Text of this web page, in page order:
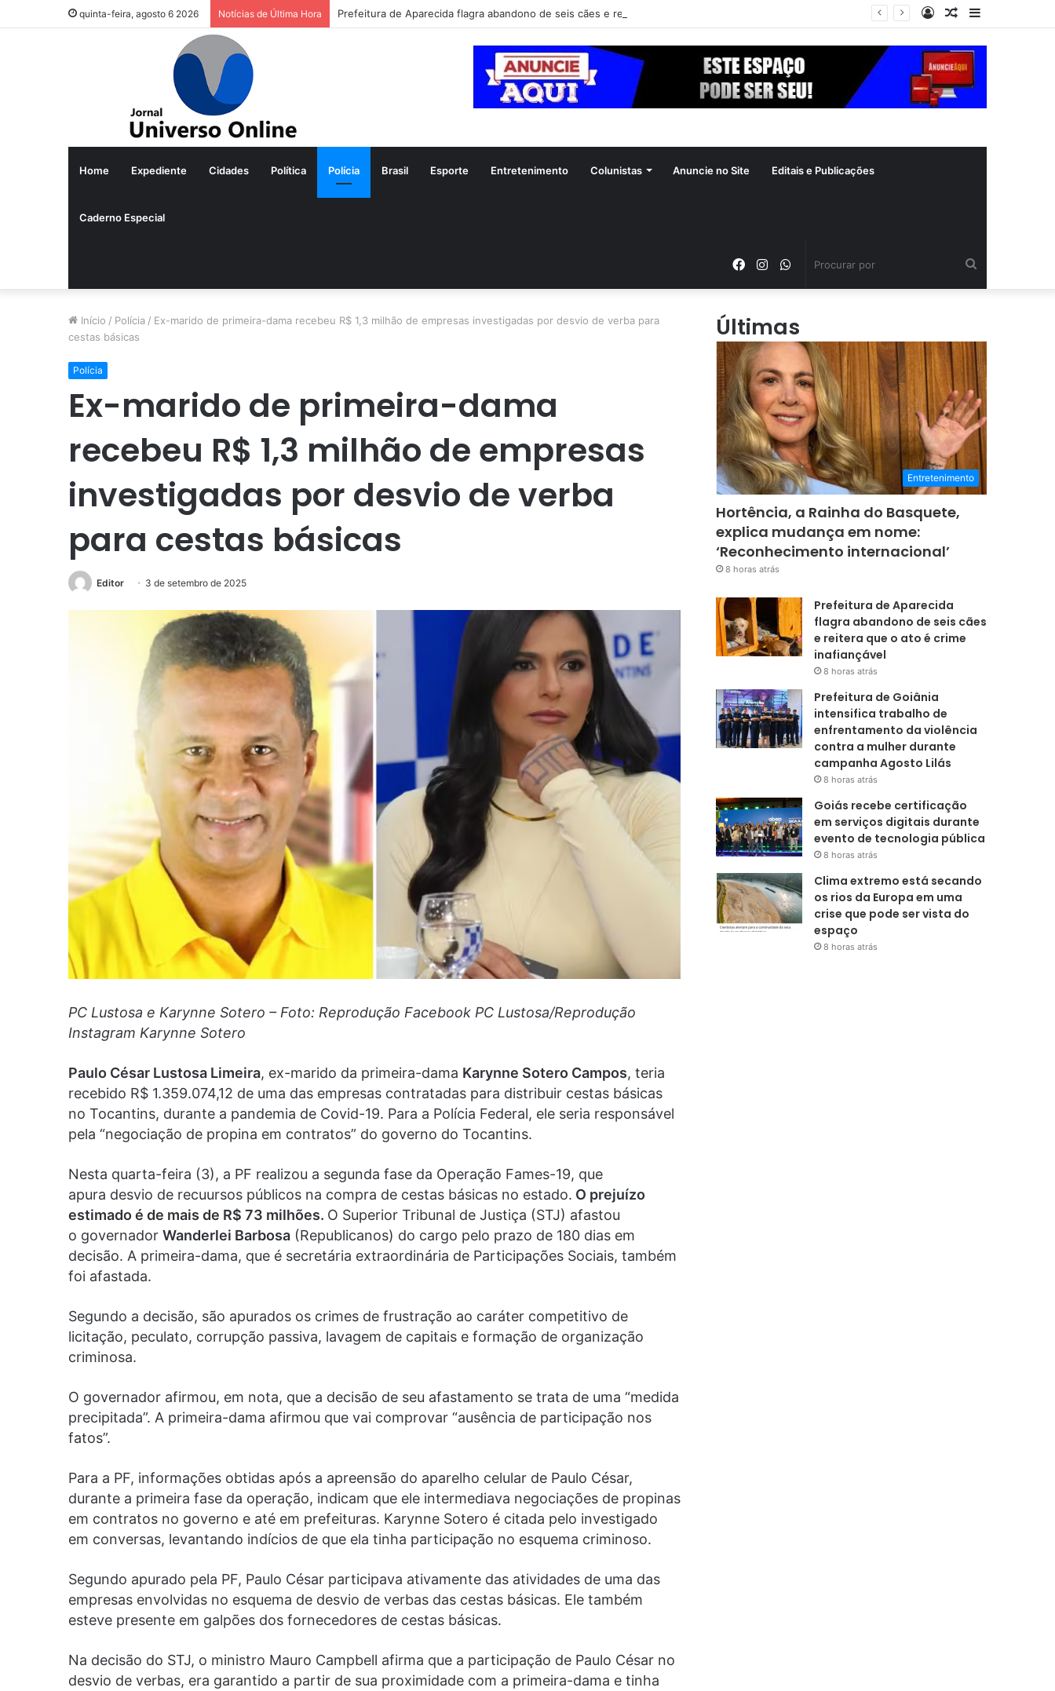
quinta-feira, agosto 6 2026 Notícias de Última Hora Prefeitura de Aparecida flagra abandono de seis cães e reitera que o ato é crime inafiançável
Barra
Artigo
Entrar
Home Expediente Cidades Política Polícia Brasil Esporte Entretenimento Colunistas Anuncie no Site Editais e Publicações
Caderno Especial
WhatsApp
Instagram
Facebook
Início / Polícia / Ex-marido de primeira-dama recebeu R$ 1,3 milhão de empresas investigadas por desvio de verba para
cestas básicas
Polícia
Ex-marido de primeira-dama
recebeu R$ 1,3 milhão de empresas
investigadas por desvio de verba
para cestas básicas
Editor 3 de setembro de 2025
PC Lustosa e Karynne Sotero – Foto: Reprodução Facebook PC Lustosa/Reprodução
Instagram Karynne Sotero
Paulo César Lustosa Limeira, ex-marido da primeira-dama Karynne Sotero Campos, teria
recebido R$ 1.359.074,12 de uma das empresas contratadas para distribuir cestas básicas
no Tocantins, durante a pandemia de Covid-19. Para a Polícia Federal, ele seria responsável
pela “negociação de propina em contratos” do governo do Tocantins.
Nesta quarta-feira (3), a PF realizou a segunda fase da Operação Fames-19, que
apura desvio de recuursos públicos na compra de cestas básicas no estado. O prejuízo
estimado é de mais de R$ 73 milhões. O Superior Tribunal de Justiça (STJ) afastou
o governador Wanderlei Barbosa (Republicanos) do cargo pelo prazo de 180 dias em
decisão. A primeira-dama, que é secretária extraordinária de Participações Sociais, também
foi afastada.
Segundo a decisão, são apurados os crimes de frustração ao caráter competitivo de
licitação, peculato, corrupção passiva, lavagem de capitais e formação de organização
criminosa.
O governador afirmou, em nota, que a decisão de seu afastamento se trata de uma “medida
precipitada”. A primeira-dama afirmou que vai comprovar “ausência de participação nos
fatos”.
Para a PF, informações obtidas após a apreensão do aparelho celular de Paulo César,
durante a primeira fase da operação, indicam que ele intermediava negociações de propinas
em contratos no governo e até em prefeituras. Karynne Sotero é citada pelo investigado
em conversas, levantando indícios de que ela tinha participação no esquema criminoso.
Segundo apurado pela PF, Paulo César participava ativamente das atividades de uma das
empresas envolvidas no esquema de desvio de verbas das cestas básicas. Ele também
esteve presente em galpões dos fornecedores de cestas básicas.
Na decisão do STJ, o ministro Mauro Campbell afirma que a participação de Paulo César no
desvio de verbas, era garantido a partir de sua proximidade com a primeira-dama e tinha
Últimas
Entretenimento
Hortência, a Rainha do Basquete,
explica mudança em nome:
‘Reconhecimento internacional’
8 horas atrás
Prefeitura de Aparecida
flagra abandono de seis cães
e reitera que o ato é crime
inafiançável
8 horas atrás
Prefeitura de Goiânia
intensifica trabalho de
enfrentamento da violência
contra a mulher durante
campanha Agosto Lilás
8 horas atrás
Goiás recebe certificação
em serviços digitais durante
evento de tecnologia pública
8 horas atrás
Clima extremo está secando
os rios da Europa em uma
crise que pode ser vista do
espaço
8 horas atrás